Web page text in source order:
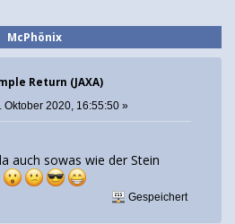
McPhönix
Return (JAXA)
Oktober 2020, 16:55:50 »
auch sowas wie der Stein
Gespeichert